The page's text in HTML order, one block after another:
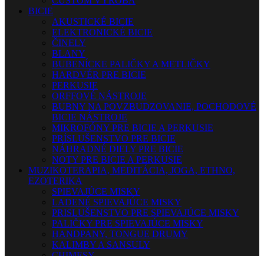
BICIE
AKUSTICKÉ BICIE
ELEKTRONICKÉ BICIE
ČINELY
BLANY
BUBENÍCKE PALIČKY A METLIČKY
HARDVÉR PRE BICIE
PERKUSIE
ORFFOVÉ NÁSTROJE
BUBNY NA POVZBUDZOVANIE, POCHODOVÉ
BICIE NÁSTROJE
MIKROFÓNY PRE BICIE A PERKUSIE
PRÍSLUŠENSTVO PRE BICIE
NÁHRADNÉ DIELY PRE BICIE
NOTY PRE BICIE A PERKUSIE
MUZIKOTERAPIA, MEDITÁCIA, JOGA, ETHNO,
EZOTERIKA
SPIEVAJÚCE MISKY
LADENÉ SPIEVAJÚCE MISKY
PRISLUŠENSTVO PRE SPIEVAJÚCE MISKY
PALIČKY PRE SPIEVAJÚCE MISKY
HANDPANY, TONGUE DRUMY
KALIMBY A SANSULY